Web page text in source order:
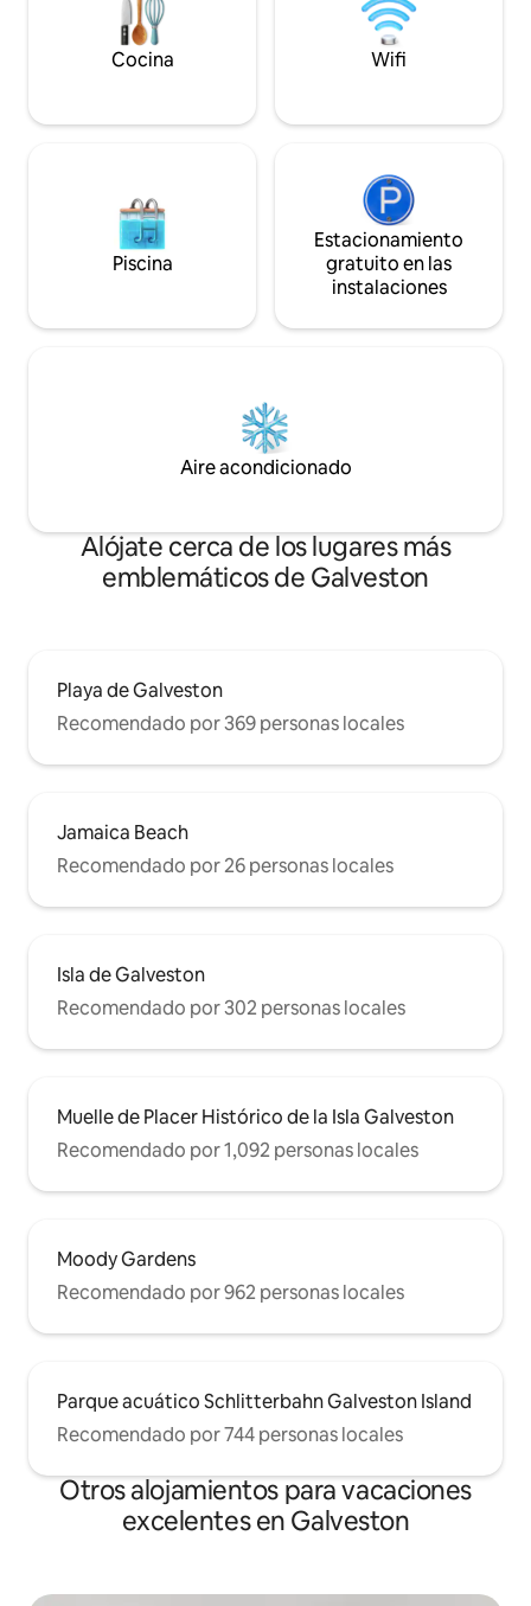
esta zona, incluso desde el muelle. A 25
minutos en coche de la ciudad de
Galveston. El barrio cuenta con un
baño, sala de estar,
microondas,bar y
de65pulgadas. A 3,5 kilómetros del
Cocina Wifi
Piscina
Estacionamiento
gratuito en las
instalaciones
Aire acondicionado
Alójate cerca de los lugares más
emblemáticos de Galveston
Playa de Galveston
Recomendado por 369 personas locales
Jamaica Beach
Recomendado por 26 personas locales
Isla de Galveston
Recomendado por 302 personas locales
Muelle de Placer Histórico de la Isla Galveston
Recomendado por 1,092 personas locales
Moody Gardens
Recomendado por 962 personas locales
Parque acuático Schlitterbahn Galveston Island
Recomendado por 744 personas locales
Otros alojamientos para vacaciones
excelentes en Galveston